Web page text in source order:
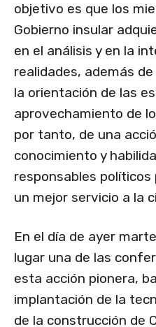
objetivo es que los
Gobierno insular
en el análisis y en la
realidades, además
la orientación de las
aprovechamiento de
por tanto, de una
conocimiento y
responsables
un mejor servicio a la
En el día de ayer
lugar una de las
esta acción pionera,
implantación de la
de la construcción de